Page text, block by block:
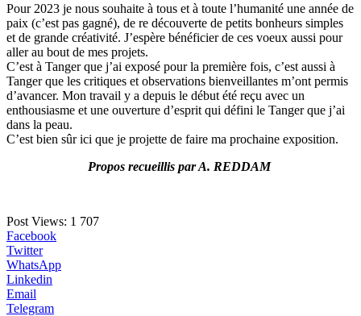
Pour 2023 je nous souhaite à tous et à toute l’humanité une année de
paix (c’est pas gagné), de re découverte de petits bonheurs simples
et de grande créativité. J’espère bénéficier de ces voeux aussi pour
aller au bout de mes projets.
C’est à Tanger que j’ai exposé pour la première fois, c’est aussi à
Tanger que les critiques et observations bienveillantes m’ont permis
d’avancer. Mon travail y a depuis le début été reçu avec un
enthousiasme et une ouverture d’esprit qui défini le Tanger que j’ai
dans la peau.
C’est bien sûr ici que je projette de faire ma prochaine exposition.
Propos recueillis par A. REDDAM
Post Views: 1 707
Facebook
Twitter
WhatsApp
Linkedin
Email
Telegram